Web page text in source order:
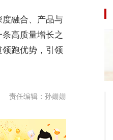
融合、产品与
高质量增长之
跑优势，引领
责任编辑：孙姗姗